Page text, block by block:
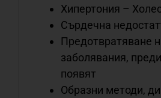
Хипертония –
Сърдечна
Предотвратяване
заболявания,
появят
Образни методи,